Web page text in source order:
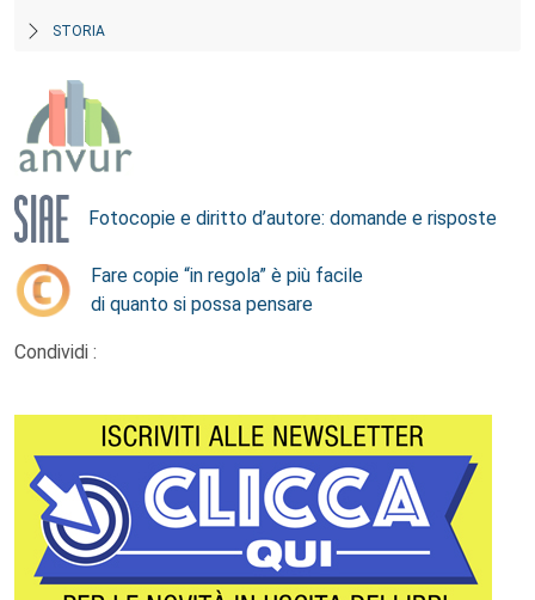
STORIA
Fotocopie e diritto d’autore: domande e risposte
Fare copie “in regola” è più facile
di quanto si possa pensare
Condividi :